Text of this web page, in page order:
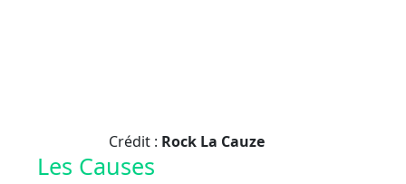
Crédit : Rock La Cauze
Les Causes